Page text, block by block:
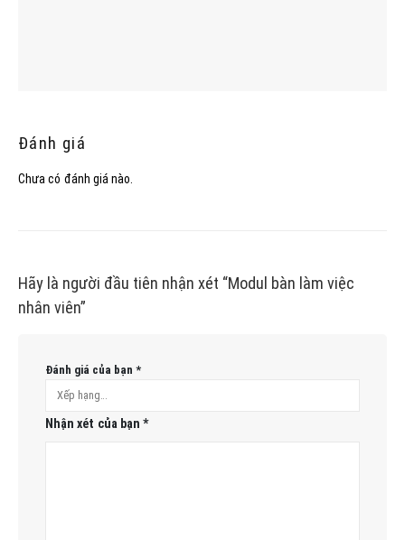
Đánh giá
Chưa có đánh giá nào.
Hãy là người đầu tiên nhận xét “Modul bàn làm việc
nhân viên”
Đánh giá của bạn *
Nhận xét của bạn*